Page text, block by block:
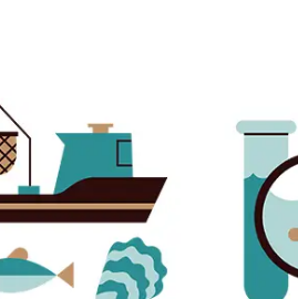
Waddenzee zich mee bezig houdt: